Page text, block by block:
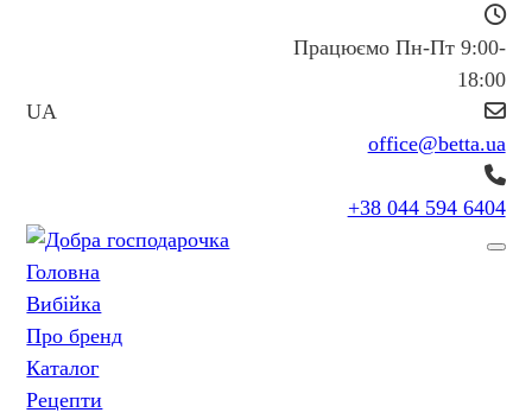
UA
Працюємо Пн-Пт 9:00-
18:00
office@betta.ua
+38 044 594 6404
Головна
Вибійка
Про бренд
Каталог
Рецепти